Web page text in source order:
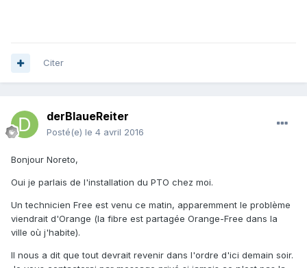
Citer
derBlaueReiter
Posté(e) le 4 avril 2016
Bonjour Noreto,
Oui je parlais de l'installation du PTO chez moi.
Un technicien Free est venu ce matin, apparemment le problème
viendrait d'Orange (la fibre est partagée Orange-Free dans la
ville où j'habite).
Il nous a dit que tout devrait revenir dans l'ordre d'ici demain soir.